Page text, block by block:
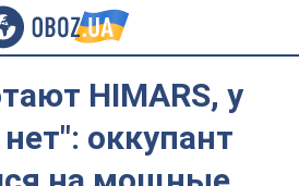
HIMARS, у
оккупант